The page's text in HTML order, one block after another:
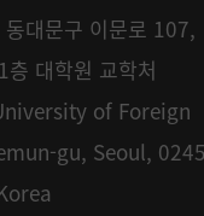
대문구 이문로 107,
대학원 교학처
of Foreign
gu, Seoul,